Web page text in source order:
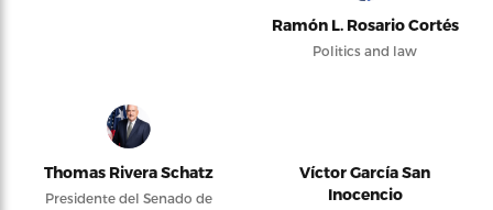
Ramón L. Rosario Cortés
Politics and law
Thomas Rivera Schatz
Presidente del Senado de
Víctor García San
Inocencio